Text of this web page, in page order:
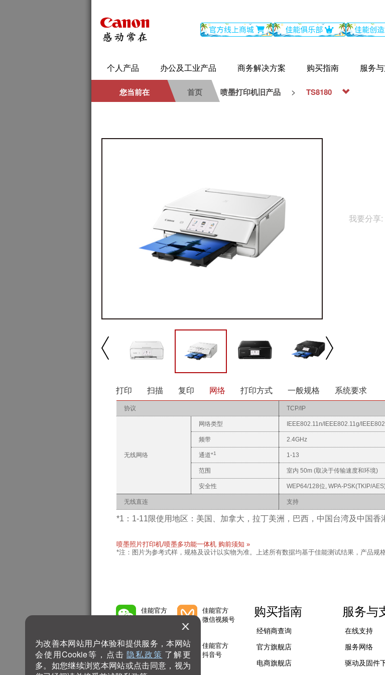
个人产品 办公及工业产品 商务解决方案 购买指南 服务
为改善本网站用户体验和提供服务，本网站
会使用Cookie等，点击 隐私政策 了解更
多。如您继续浏览本网站或点击同意，视为
您当前在 首页 喷墨打印机旧产品 > TS8180
播放/暂停 速度 反向
我要分享:
打印 扫描 复印 网络 打印方式 一般规格 系统要求
协议 TCP/IP
无线网络
网络类型 IEEE802.11n/IEEE802.11g/
频带 2.4GHz
通道*1 1-13
范围 室内 50m (取决于传输速度和环境)
安全性 WEP64/128位, WPA-PSK(TKIP/
无线直连 支持
*1：1-11限使用地区：美国、加拿大，拉丁美洲，巴西，中国台湾及中国香
喷墨照片打印机/喷墨多功能一体机 购前须知 »
*注：图片为参考式样，规格及设计以实物为准。上述所有数据均基于佳能测试结果，产品规
佳能官方
佳能官方
微信视频号
佳能官方
微博号
佳能官方
抖音号
购买指南
经销商查询
官方旗舰店
电商旗舰店
服务与
在线支持
服务网络
驱动及固件